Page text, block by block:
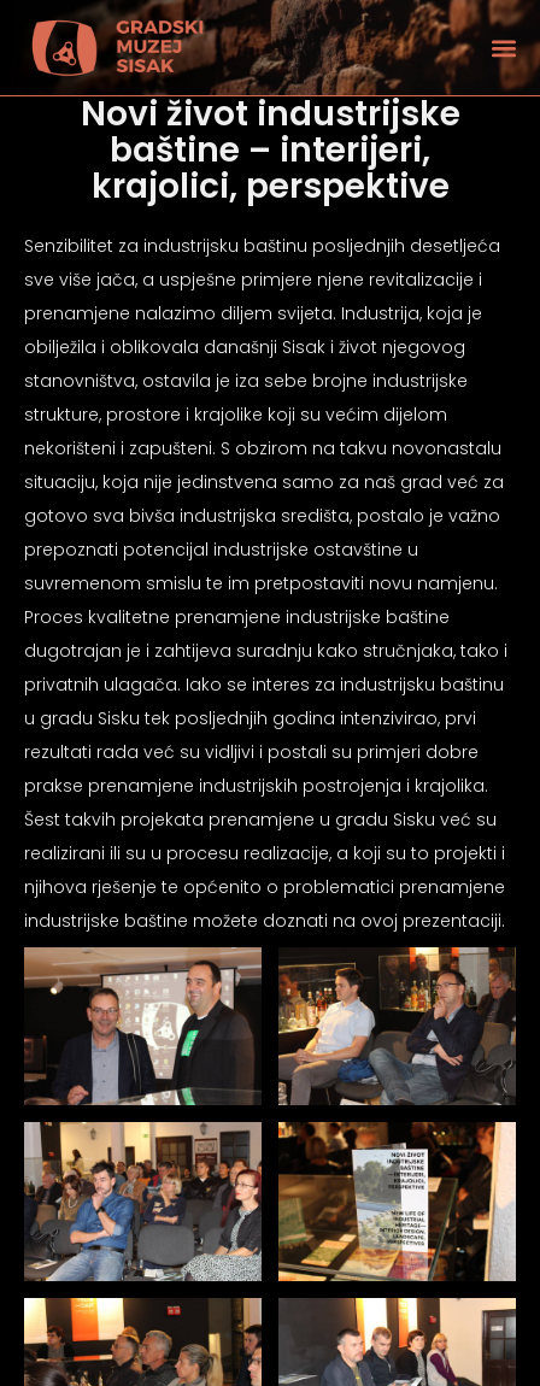
Novi život industrijske
baštine – interijeri,
krajolici, perspektive
Senzibilitet za industrijsku baštinu posljednjih desetljeća
sve više jača, a uspješne primjere njene revitalizacije i
prenamjene nalazimo diljem svijeta. Industrija, koja je
obilježila i oblikovala današnji Sisak i život njegovog
stanovništva, ostavila je iza sebe brojne industrijske
strukture, prostore i krajolike koji su većim dijelom
nekorišteni i zapušteni. S obzirom na takvu novonastalu
situaciju, koja nije jedinstvena samo za naš grad već za
gotovo sva bivša industrijska središta, postalo je važno
prepoznati potencijal industrijske ostavštine u
suvremenom smislu te im pretpostaviti novu namjenu.
Proces kvalitetne prenamjene industrijske baštine
dugotrajan je i zahtijeva suradnju kako stručnjaka, tako i
privatnih ulagača. Iako se interes za industrijsku baštinu
u gradu Sisku tek posljednjih godina intenzivirao, prvi
rezultati rada već su vidljivi i postali su primjeri dobre
prakse prenamjene industrijskih postrojenja i krajolika.
Šest takvih projekata prenamjene u gradu Sisku već su
realizirani ili su u procesu realizacije, a koji su to projekti i
njihova rješenje te općenito o problematici prenamjene
industrijske baštine možete doznati na ovoj prezentaciji.
vida